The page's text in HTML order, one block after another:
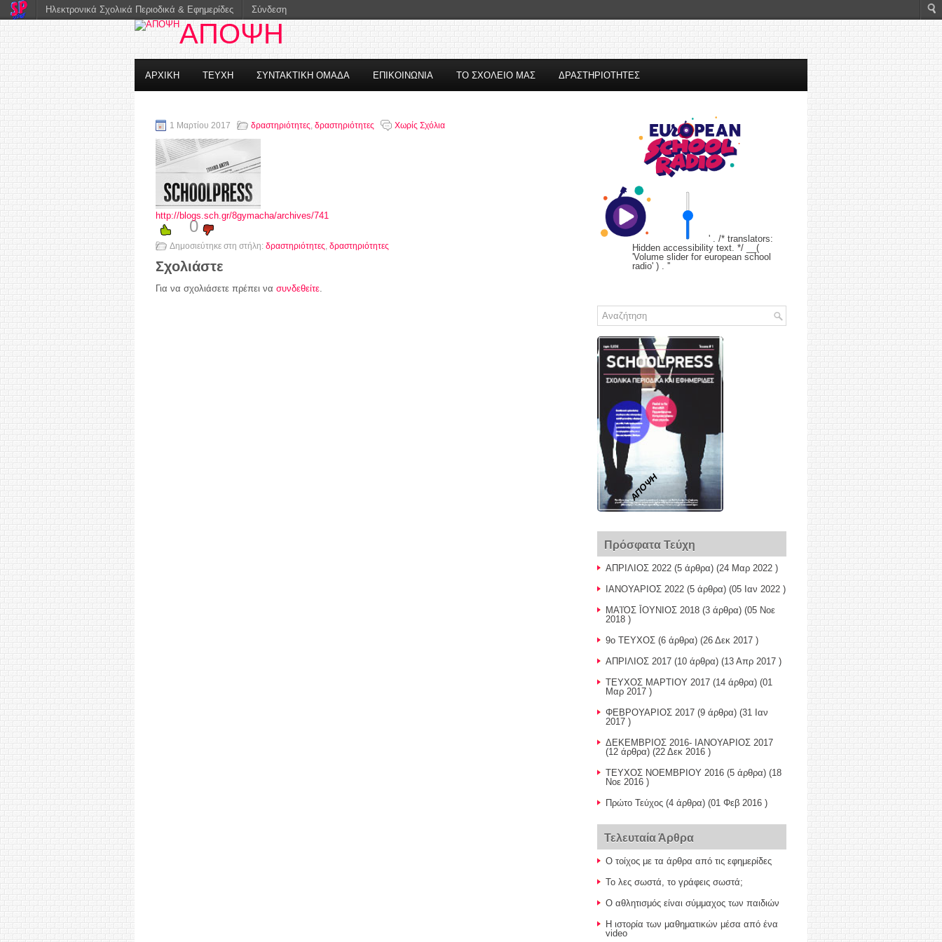
ΑΠΟΨΗ
ΑΡΧΙΚΗ ΤΕΥΧΗ ΣΥΝΤΑΚΤΙΚΗ ΟΜΑΔΑ ΕΠΙΚΟΙΝΩΝΙΑ ΤΟ ΣΧΟΛΕΙΟ ΜΑΣ ΔΡΑΣΤΗΡΙΟΤΗΤΕΣ
1 Μαρτίου 2017 δραστηριότητες, δραστηριότητες Χωρίς Σχόλια
http://blogs.sch.gr/8gymacha/archives/741
0
Δημοσιεύτηκε στη στήλη: δραστηριότητες, δραστηριότητες
Σχολιάστε
Για να σχολιάσετε πρέπει να συνδεθείτε.
' . /* translators:
Hidden accessibility text. */ __(
'Volume slider for european school
radio' ) . ''
ΑΠΟΨΗ
Πρόσφατα Τεύχη
ΑΠΡΙΛΙΟΣ 2022 (5 άρθρα) (24 Μαρ 2022 )
ΙΑΝΟΥΑΡΙΟΣ 2022 (5 άρθρα) (05 Ιαν 2022 )
ΜΑἸὈΣ ῙΟΥΝΙΟΣ 2018 (3 άρθρα) (05 Νοε
2018 )
9o TEYXOΣ (6 άρθρα) (26 Δεκ 2017 )
ΑΠΡΙΛΙΟΣ 2017 (10 άρθρα) (13 Απρ 2017 )
ΤΕΥΧΟΣ ΜΑΡΤΙΟΥ 2017 (14 άρθρα) (01
Μαρ 2017 )
ΦΕΒΡΟΥΑΡΙΟΣ 2017 (9 άρθρα) (31 Ιαν
2017 )
ΔΕΚΕΜΒΡΙΟΣ 2016- ΙΑΝΟΥΑΡΙΟΣ 2017
(12 άρθρα) (22 Δεκ 2016 )
ΤΕΥΧΟΣ ΝΟΕΜΒΡΙΟΥ 2016 (5 άρθρα) (18
Νοε 2016 )
Πρώτο Τεύχος (4 άρθρα) (01 Φεβ 2016 )
Τελευταία Άρθρα
Ο τοίχος με τα άρθρα από τις εφημερίδες
Το λες σωστά, το γράφεις σωστά;
O αθλητισμός είναι σύμμαχος των παιδιών
Η ιστορία των μαθηματικών μέσα από ένα
video
Ηλεκτρονικά Σχολικά Περιοδικά & Εφημερίδες Σύνδεση